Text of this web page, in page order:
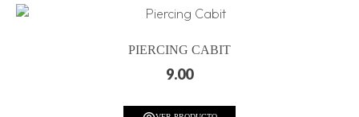
PIERCING CABIT
9.00